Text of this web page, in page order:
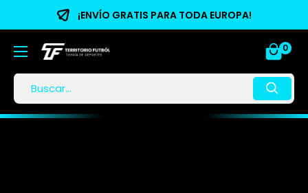
¡ENVÍO GRATIS PARA TODA EUROPA!
0